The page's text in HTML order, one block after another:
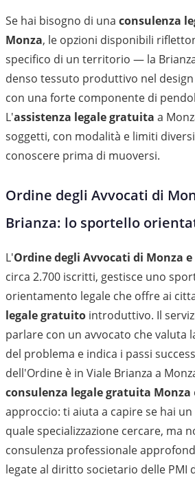
Se hai bisogno di una consulenza
Monza, le opzioni disponibili
specifico di un territorio — la
denso tessuto produttivo nel
con una forte componente di
L'assistenza legale gratuita a
soggetti, con modalità e limiti
conoscere prima di muoversi.
Ordine degli Avvocati di
Brianza: lo sportello
L'Ordine degli Avvocati di Monza
circa 2.700 iscritti, gestisce uno
orientamento legale che offre ai
legale gratuito introduttivo. Il
parlare con un avvocato che valuta
del problema e indica i passi
dell'Ordine è in Viale Brianza a
consulenza legale gratuita Monza
approccio: ti aiuta a capire se hai
quale specializzazione cercare, ma
consulenza professionale
legate al diritto societario delle PMI